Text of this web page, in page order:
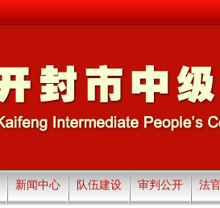
新闻中心 队伍建设 审判公开 法